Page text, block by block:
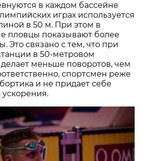
в каждом бассейне
играх используется
в 50 м. При этом в
пловцы показывают более
Это связано с тем, что при
в 50-метровом
меньше поворотов, чем
спортсмен реже
и не придает себе